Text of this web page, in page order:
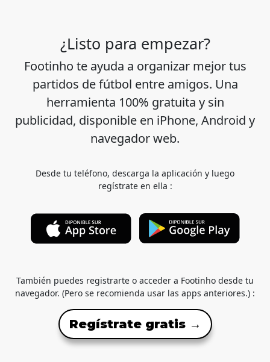
¿Listo para empezar?
Footinho te ayuda a organizar mejor tus
partidos de fútbol entre amigos. Una
herramienta 100% gratuita y sin
publicidad, disponible en iPhone, Android y
navegador web.
Desde tu teléfono, descarga la aplicación y luego
regístrate en ella :
También puedes registrarte o acceder a Footinho desde tu
navegador. (Pero se recomienda usar las apps anteriores.) :
Regístrate gratis →